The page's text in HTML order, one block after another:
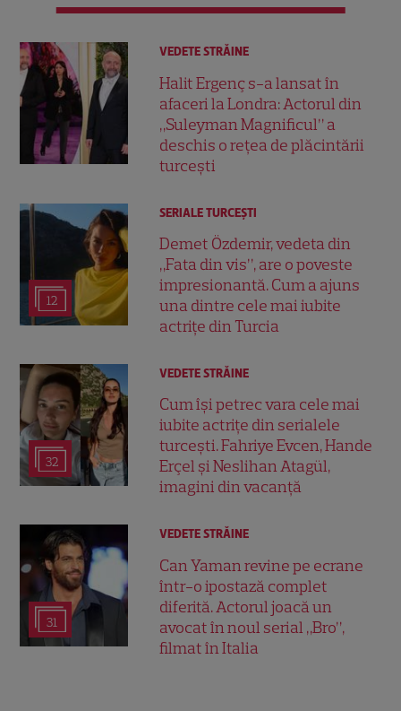
VEDETE STRĂINE
Halit Ergenç s-a lansat în
afaceri la Londra: Actorul din
„Suleyman Magnificul” a
deschis o rețea de plăcintării
turcești
12
SERIALE TURCEŞTI
Demet Özdemir, vedeta din
„Fata din vis”, are o poveste
impresionantă. Cum a ajuns
una dintre cele mai iubite
actrițe din Turcia
32
VEDETE STRĂINE
Cum își petrec vara cele mai
iubite actrițe din serialele
turcești. Fahriye Evcen, Hande
Erçel și Neslihan Atagül,
imagini din vacanță
31
VEDETE STRĂINE
Can Yaman revine pe ecrane
într-o ipostază complet
diferită. Actorul joacă un
avocat în noul serial „Bro”,
filmat în Italia